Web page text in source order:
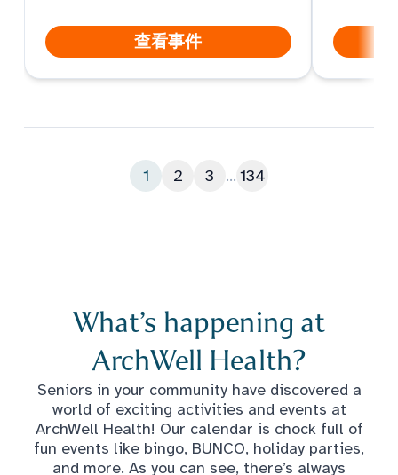
查看事件
1 2 3 ... 134
What’s happening at
ArchWell Health?
Seniors in your community have discovered a
world of exciting activities and events at
ArchWell Health! Our calendar is chock full of
fun events like bingo, BUNCO, holiday parties,
and more. As you can see, there’s always